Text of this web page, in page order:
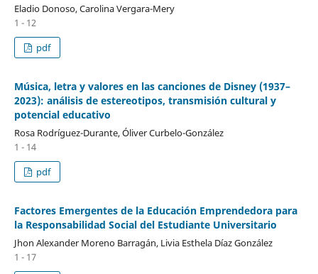
Eladio Donoso, Carolina Vergara-Mery
1 - 12
pdf
Música, letra y valores en las canciones de Disney (1937–
2023): análisis de estereotipos, transmisión cultural y
potencial educativo
Rosa Rodríguez-Durante, Óliver Curbelo-González
1 - 14
pdf
Factores Emergentes de la Educación Emprendedora para
la Responsabilidad Social del Estudiante Universitario
Jhon Alexander Moreno Barragán, Livia Esthela Díaz González
1 - 17